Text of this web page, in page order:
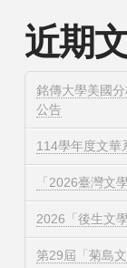
近期
銘傳大學美國
公告
114學年度文華
「2026臺灣文
2026「後生文
第29屆「菊島